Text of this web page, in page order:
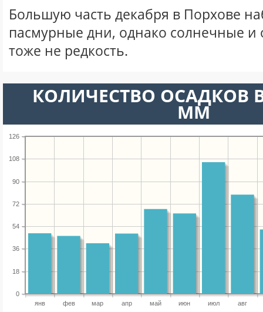
Большую часть декабря в Порхове
пасмурные дни, однако солнечные
тоже не редкость.
КОЛИЧЕСТВО ОСАДКОВ
ММ
янв фев мар апр май июн июл авг
0
18
36
54
72
90
108
126